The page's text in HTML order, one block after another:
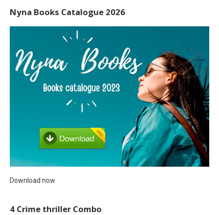
Nyna Books Catalogue 2026
Download now
4 Crime thriller Combo